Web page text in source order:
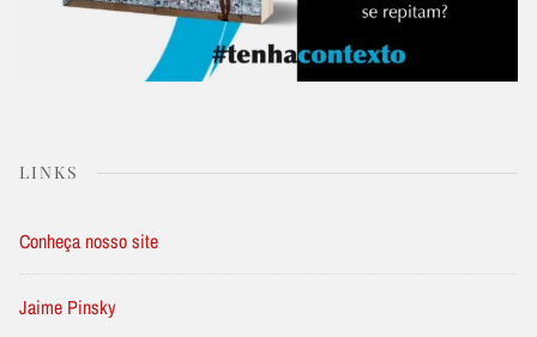
LINKS
Conheça nosso site
Jaime Pinsky